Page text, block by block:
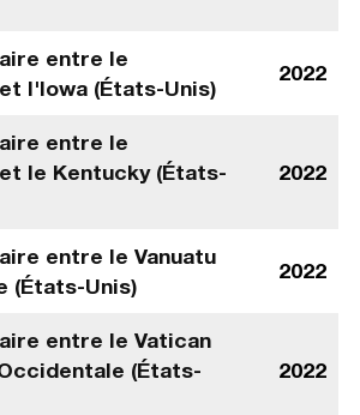
entre le
l'Iowa (États-Unis)
2022
entre le
le Kentucky (États-
2022
entre le Vanuatu
(États-Unis)
2022
entre le Vatican
(États-
2022